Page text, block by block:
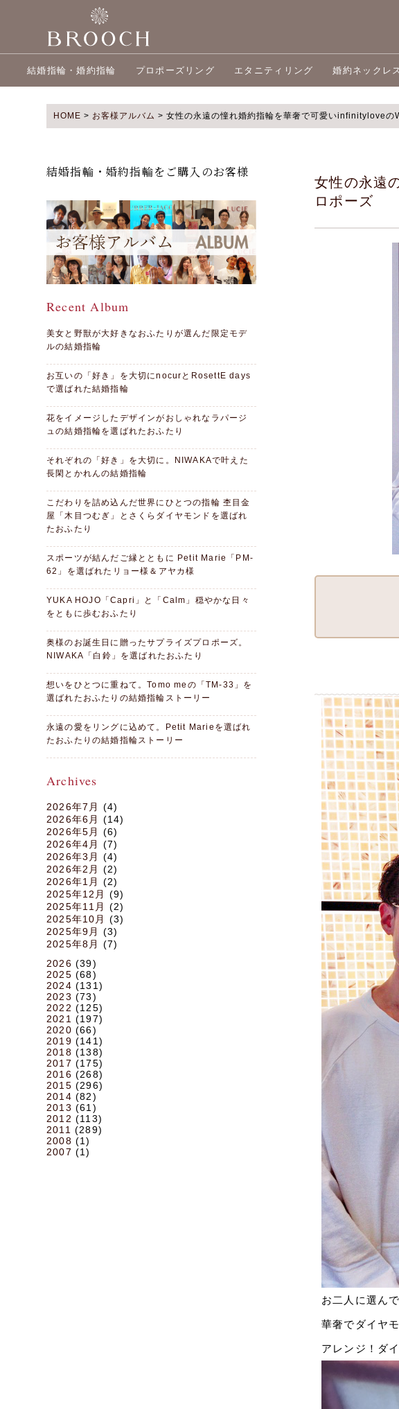
結婚指輪・婚約指輪 プロポーズリング エタニティリング 婚約ネックレス
HOME > お客様アルバム > 女性の永遠の憧れ婚約指輪を華奢で可愛いinfinityloveの
結婚指輪・婚約指輪をご購入のお客様
Recent Album
美女と野獣が大好きなおふたりが選んだ限定モデ
ルの結婚指輪
お互いの「好き」を大切にnocurとRosettE days
で選ばれた結婚指輪
花をイメージしたデザインがおしゃれなラパージ
ュの結婚指輪を選ばれたおふたり
それぞれの「好き」を大切に。NIWAKAで叶えた
長閑とかれんの結婚指輪
こだわりを詰め込んだ世界にひとつの指輪 杢目金
屋「木目つむぎ」とさくらダイヤモンドを選ばれ
たおふたり
スポーツが結んだご縁とともに Petit Marie「PM-
62」を選ばれたリョー様＆アヤカ様
YUKA HOJO「Capri」と「Calm」穏やかな日々
をともに歩むおふたり
奥様のお誕生日に贈ったサプライズプロポーズ。
NIWAKA「白鈴」を選ばれたおふたり
想いをひとつに重ねて。Tomo meの「TM-33」を
選ばれたおふたりの結婚指輪ストーリー
永遠の愛をリングに込めて。Petit Marieを選ばれ
たおふたりの結婚指輪ストーリー
Archives
2026年7月
(4)
2026年6月
(14)
2026年5月
(6)
2026年4月
(7)
2026年3月
(4)
2026年2月
(2)
2026年1月
(2)
2025年12月
(9)
2025年11月
(2)
2025年10月
(3)
2025年9月
(3)
2025年8月
(7)
2026 (39)
2025 (68)
2024 (131)
2023 (73)
2022 (125)
2021 (197)
2020 (66)
2019 (141)
2018 (138)
2017 (175)
2016 (268)
2015 (296)
2014 (82)
2013 (61)
2012 (113)
2011 (289)
2008 (1)
2007 (1)
女性の永遠
ロポーズ
お二人に選ん
華奢でダイヤ
アレンジ！ダ